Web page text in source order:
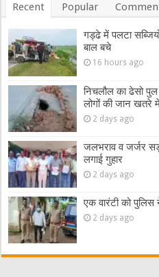
Recent Popular
गड्ढे में पलटा
बाल बचे
16 hours ago
निचलौल का ढेसो
लोगों की जान खतरे
2 days ago
जलभराव व जर्जर
लगाई गुहार
2 days ago
एक वारंटी को पुलिस
2 days ago